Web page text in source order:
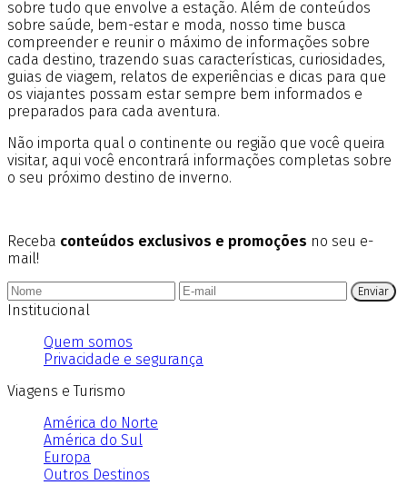
sobre tudo que envolve a estação. Além de conteúdos
sobre saúde, bem-estar e moda, nosso time busca
compreender e reunir o máximo de informações sobre
cada destino, trazendo suas características, curiosidades,
guias de viagem, relatos de experiências e dicas para que
os viajantes possam estar sempre bem informados e
preparados para cada aventura.
Não importa qual o continente ou região que você queira
visitar, aqui você encontrará informações completas sobre
o seu próximo destino de inverno.
Receba conteúdos exclusivos e promoções no seu e-
mail!
Enviar
Institucional
Quem somos
Privacidade e segurança
Viagens e Turismo
América do Norte
América do Sul
Europa
Outros Destinos